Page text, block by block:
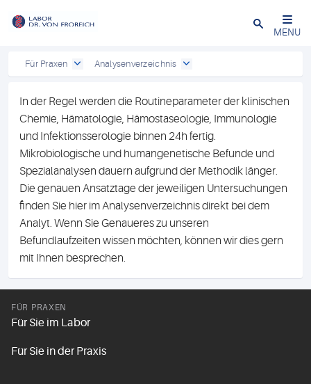
Close
MENU
Für Praxen Analysenverzeichnis
In der Regel werden die Routineparameter der klinischen
Chemie, Hämatologie, Hämostaseologie, Immunologie
und Infektionsserologie binnen 24h fertig.
Mikrobiologische und humangenetische Befunde und
Spezialanalysen dauern aufgrund der Methodik länger.
Die genauen Ansatztage der jeweiligen Untersuchungen
finden Sie hier im Analysenverzeichnis direkt bei dem
Analyt. Wenn Sie Genaueres zu unseren
Befundlaufzeiten wissen möchten, können wir dies gern
mit Ihnen besprechen.
FÜR PRAXEN
Für Sie im Labor
Für Sie in der Praxis